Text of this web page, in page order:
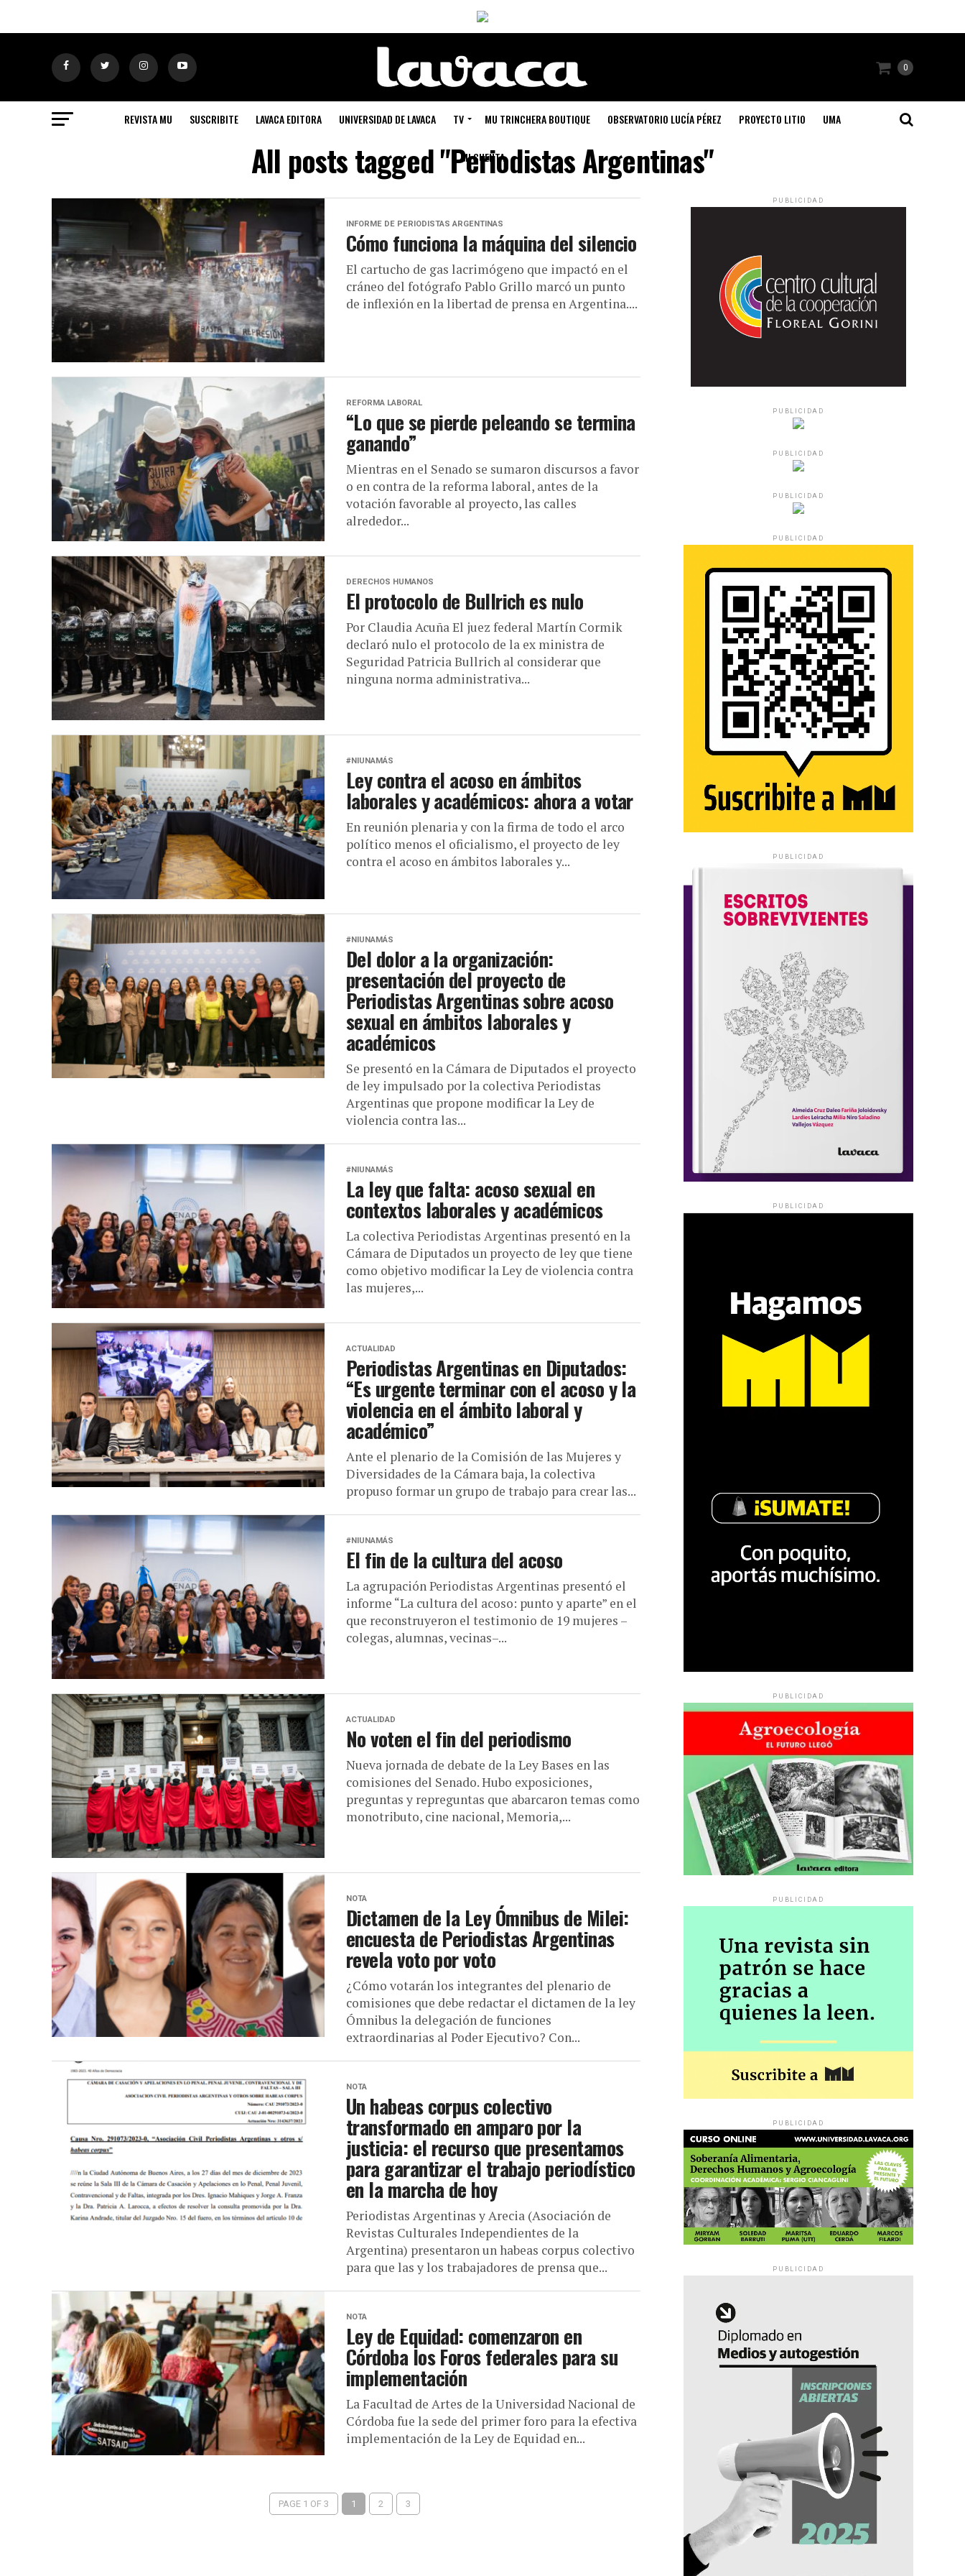
0
REVISTA MU SUSCRIBITE LAVACA EDITORA UNIVERSIDAD DE LAVACA TV MU TRINCHERA BOUTIQUE OBSERVATORIO LUCÍA PÉREZ PROYECTO LITIO UMA
MI CUENTA
All posts tagged "Periodistas Argentinas"
INFORME DE PERIODISTAS ARGENTINAS
Cómo funciona la máquina del silencio
El cartucho de gas lacrimógeno que impactó en el
cráneo del fotógrafo Pablo Grillo marcó un punto
de inflexión en la libertad de prensa en Argentina....
REFORMA LABORAL
“Lo que se pierde peleando se termina
ganando”
Mientras en el Senado se sumaron discursos a favor
o en contra de la reforma laboral, antes de la
votación favorable al proyecto, las calles
alrededor...
DERECHOS HUMANOS
El protocolo de Bullrich es nulo
Por Claudia Acuña El juez federal Martín Cormik
declaró nulo el protocolo de la ex ministra de
Seguridad Patricia Bullrich al considerar que
ninguna norma administrativa...
#NIUNAMÁS
Ley contra el acoso en ámbitos
laborales y académicos: ahora a votar
En reunión plenaria y con la firma de todo el arco
político menos el oficialismo, el proyecto de ley
contra el acoso en ámbitos laborales y...
#NIUNAMÁS
Del dolor a la organización:
presentación del proyecto de
Periodistas Argentinas sobre acoso
sexual en ámbitos laborales y
académicos
Se presentó en la Cámara de Diputados el proyecto
de ley impulsado por la colectiva Periodistas
Argentinas que propone modificar la Ley de
violencia contra las...
#NIUNAMÁS
La ley que falta: acoso sexual en
contextos laborales y académicos
La colectiva Periodistas Argentinas presentó en la
Cámara de Diputados un proyecto de ley que tiene
como objetivo modificar la Ley de violencia contra
las mujeres,...
ACTUALIDAD
Periodistas Argentinas en Diputados:
“Es urgente terminar con el acoso y la
violencia en el ámbito laboral y
académico”
Ante el plenario de la Comisión de las Mujeres y
Diversidades de la Cámara baja, la colectiva
propuso formar un grupo de trabajo para crear las...
#NIUNAMÁS
El fin de la cultura del acoso
La agrupación Periodistas Argentinas presentó el
informe “La cultura del acoso: punto y aparte” en el
que reconstruyeron el testimonio de 19 mujeres –
colegas, alumnas, vecinas–...
ACTUALIDAD
No voten el fin del periodismo
Nueva jornada de debate de la Ley Bases en las
comisiones del Senado. Hubo exposiciones,
preguntas y repreguntas que abarcaron temas como
monotributo, cine nacional, Memoria,...
NOTA
Dictamen de la Ley Ómnibus de Milei:
encuesta de Periodistas Argentinas
revela voto por voto
¿Cómo votarán los integrantes del plenario de
comisiones que debe redactar el dictamen de la ley
Ómnibus la delegación de funciones
extraordinarias al Poder Ejecutivo? Con...
NOTA
Un habeas corpus colectivo
transformado en amparo por la
justicia: el recurso que presentamos
para garantizar el trabajo periodístico
en la marcha de hoy
Periodistas Argentinas y Arecia (Asociación de
Revistas Culturales Independientes de la
Argentina) presentaron un habeas corpus colectivo
para que las y los trabajadores de prensa que...
NOTA
Ley de Equidad: comenzaron en
Córdoba los Foros federales para su
implementación
La Facultad de Artes de la Universidad Nacional de
Córdoba fue la sede del primer foro para la efectiva
implementación de la Ley de Equidad en...
PAGE 1 OF 3 1 2 3
PUBLICIDAD
PUBLICIDAD
PUBLICIDAD
PUBLICIDAD
PUBLICIDAD
PUBLICIDAD
PUBLICIDAD
PUBLICIDAD
PUBLICIDAD
PUBLICIDAD
PUBLICIDAD